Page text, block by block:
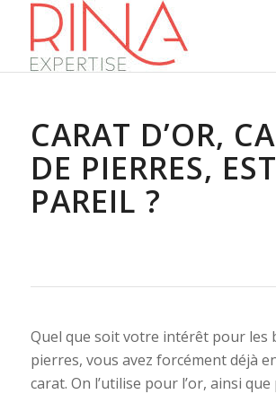
CARAT D’OR,
DE PIERRES,
PAREIL ?
Quel que soit votre intérêt pour les
pierres, vous avez forcément déjà
carat. On l’utilise pour l’or, ainsi